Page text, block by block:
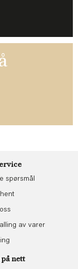
spørsmål
av varer
nett